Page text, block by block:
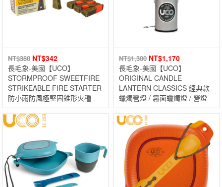
NT$380 NT$342
長毛象-美國【UCO】
STORMPROOF SWEETFIRE
STRIKEABLE FIRE STARTER
防小雨防風極堅固錐形火種
NT$1,300 NT$1,170
長毛象-美國【UCO】
ORIGINAL CANDLE
LANTERN CLASSICS 經典款
蠟燭營燈 / 霧面蠟燭燈 / 營燈